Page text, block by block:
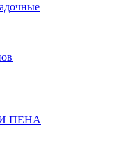
ПЕНА